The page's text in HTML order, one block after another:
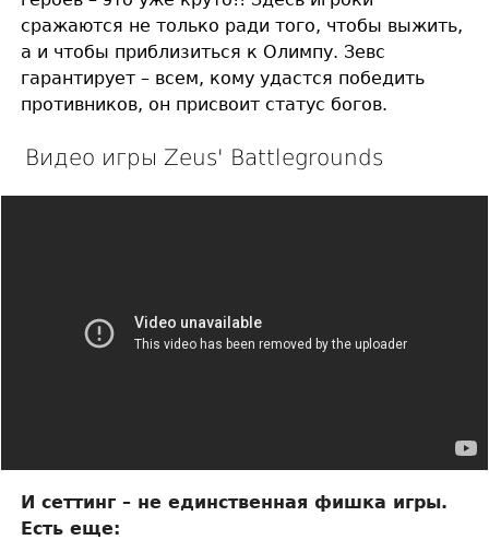
сражаются не только ради того, чтобы выжить,
а и чтобы приблизиться к Олимпу. Зевс
гарантирует – всем, кому удастся победить
противников, он присвоит статус богов.
Видео игры Zeus' Battlegrounds
И сеттинг – не единственная фишка игры.
Есть еще: